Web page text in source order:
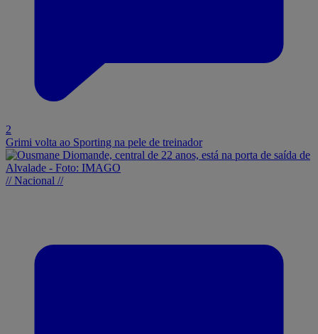
2
Grimi volta ao Sporting na pele de treinador
// Nacional //